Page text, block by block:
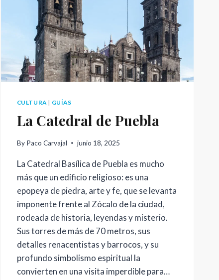
CULTURA| GUÍAS
La Catedral de Puebla
By Paco Carvajal junio 18, 2025
La Catedral Basílica de Puebla es mucho
más que un edificio religioso: es una
epopeya de piedra, arte y fe, que se levanta
imponente frente al Zócalo de la ciudad,
rodeada de historia, leyendas y misterio.
Sus torres de más de 70 metros, sus
detalles renacentistas y barrocos, y su
profundo simbolismo espiritual la
convierten en una visita imperdible para…